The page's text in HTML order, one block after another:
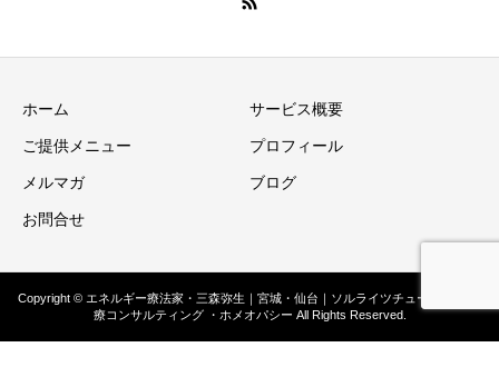
ホーム サービス概要
ご提供メニュー プロフィール
メルマガ ブログ
お問合せ
Copyright © エネルギー療法家・三森弥生｜宮城・仙台｜ソルライツチューング ・医
療コンサルティング ・ホメオパシー All Rights Reserved.